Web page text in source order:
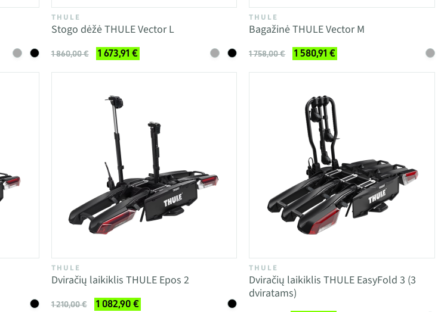
THULE
Stogo dėžė THULE Vector L
1 860,00 € 1 673,91 €
THULE
Bagažinė THULE Vector M
1 758,00 € 1 580,91 €
THULE
Dviračių laikiklis THULE Epos 2
1 210,00 € 1 082,90 €
THULE
Dviračių laikiklis THULE EasyFold 3 (3
dviratams)